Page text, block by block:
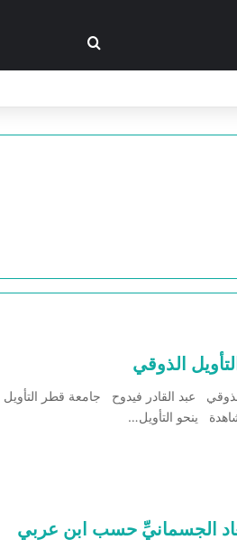
الذوقي
عبد القادر فيدوح جامعة قطر
ينحو التأويل…
الجسمانيِّ حسب ابن عربي